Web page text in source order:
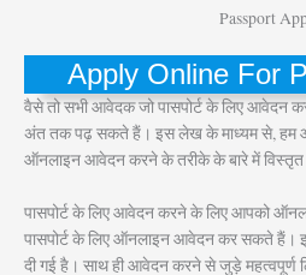
Passport
Apply Online For
वैसे तो सभी आवेदक जो पासपोर्ट के लिए आवेदन
अंत तक पढ़ सकते हैं। इस लेख के माध्यम से, हम
ऑनलाइन आवेदन करने के तरीके के बारे में विस्तृत
पासपोर्ट के लिए आवेदन करने के लिए आपको
पासपोर्ट के लिए ऑनलाइन आवेदन कर सकते हैं।
दी गई है। साथ ही आवेदन करने से जुड़े महत्वपूर्ण